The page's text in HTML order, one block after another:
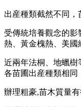
出産種類截然不同，
受傳統培養觀念的
熱、黃金槐熱、美國
近兩年法桐、地蠟樹
各苗圃出産種類相同
辦理粗豪,苗木質量